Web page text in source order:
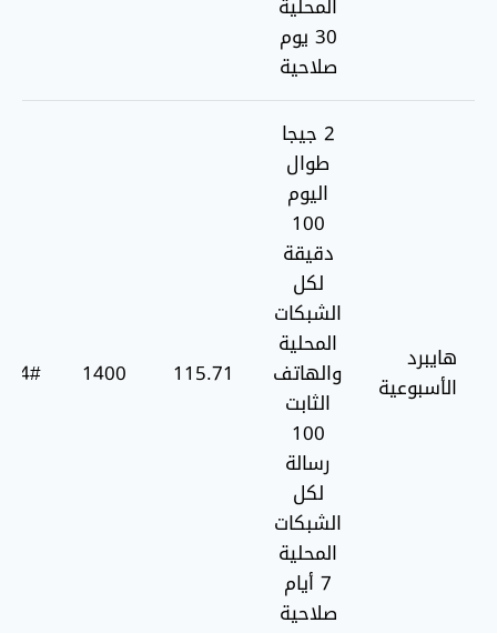
30 يوم
صلاحية
هايبرد
الأسبوعية
2 جيجا
طوال
اليوم
100
دقيقة
لكل
الشبكات
المحلية
والهاتف
الثابت
100
رسالة
لكل
الشبكات
المحلية
7 أيام
صلاحية
115.71
1400
4#*456*